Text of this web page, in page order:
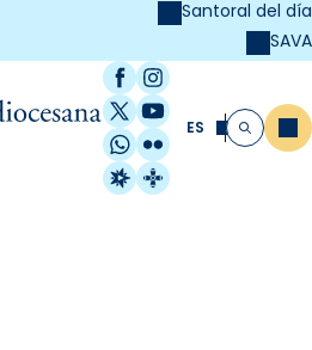
Santoral del día
SAVA
Facebook
Instagram
X / Twitter
YouTube
WhatsApp
Flickr
Radio Estel
Catalunya
ES Buscar